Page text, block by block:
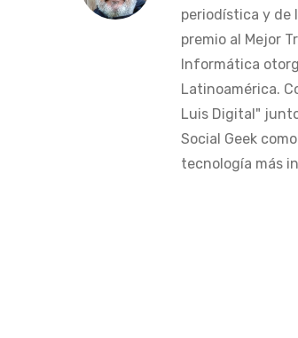
periodística y de
premio al Mejor
Informática
Latinoamérica.
Luis Digital"
Social Geek
tecnología más